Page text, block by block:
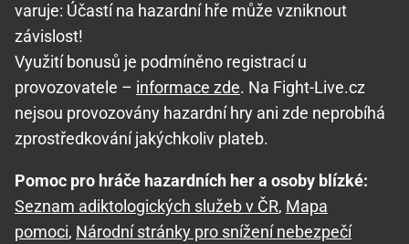
varuje: Účastí na hazardní hře může vzniknout
závislost!
Využití bonusů je podmíněno registrací u
provozovatele – informace zde. Na Fight-Live.cz
nejsou provozovány hazardní hry ani zde neprobíhá
zprostředkování jakýchkoliv plateb.
Pomoc pro hráče hazardních her a osoby blízké:
Seznam adiktologických služeb v ČR, Mapa
pomoci, Národní stránky pro snížení nebezpečí